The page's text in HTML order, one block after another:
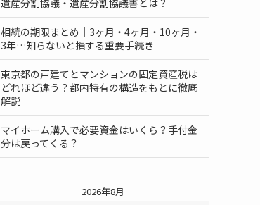
相続の期限まとめ｜3ヶ月・4ヶ月・10ヶ月・
3年…知らないと損する重要手続き
東京都の戸建てとマンションの固定資産税は
どれほど違う？都内特有の構造をもとに徹底
解説
マイホーム購入で必要資金はいくら？手付金
分は戻ってくる？
2026年8月